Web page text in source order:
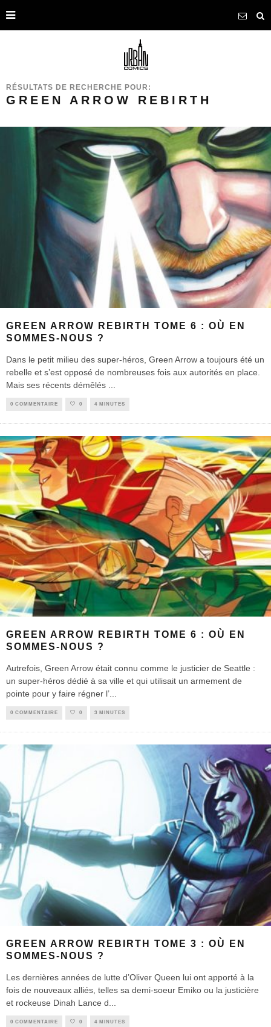
RÉSULTATS DE RECHERCHE POUR:
GREEN ARROW REBIRTH
GREEN ARROW REBIRTH TOME 6 : OÙ EN
SOMMES-NOUS ?
Dans le petit milieu des super-héros, Green Arrow a toujours été un
rebelle et s’est opposé de nombreuses fois aux autorités en place.
Mais ses récents démêlés
0 COMMENTAIRE 0 4 MINUTES
GREEN ARROW REBIRTH TOME 6 : OÙ EN
SOMMES-NOUS ?
Autrefois, Green Arrow était connu comme le justicier de Seattle :
un super-héros dédié à sa ville et qui utilisait un armement de
pointe pour y faire régner l’...
0 COMMENTAIRE 0 3 MINUTES
GREEN ARROW REBIRTH TOME 3 : OÙ EN
SOMMES-NOUS ?
Les dernières années de lutte d’Oliver Queen lui ont apporté à la
fois de nouveaux alliés, telles sa demi-soeur Emiko ou la justicière
et rockeuse Dinah Lance d
0 COMMENTAIRE 0 4 MINUTES